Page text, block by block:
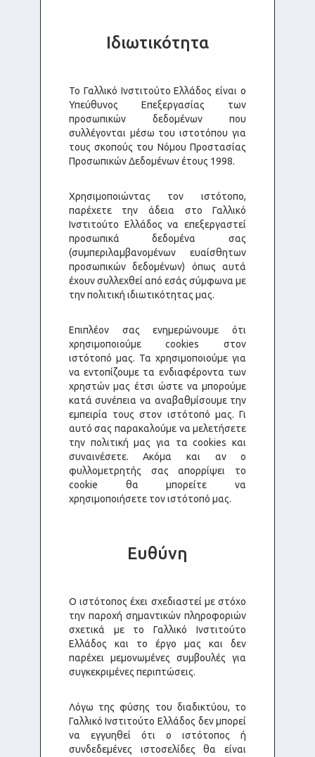
Ιδιωτικότητα
Το Γαλλικό Ινστιτούτο Ελλάδος είναι ο
Υπεύθυνος Επεξεργασίας των
προσωπικών δεδομένων που
συλλέγονται μέσω του ιστοτόπου για
τους σκοπούς του Νόμου Προστασίας
Προσωπικών Δεδομένων έτους 1998.
Χρησιμοποιώντας τον ιστότοπο,
παρέχετε την άδεια στο Γαλλικό
Ινστιτούτο Ελλάδος να επεξεργαστεί
προσωπικά δεδομένα σας
(συμπεριλαμβανομένων ευαίσθητων
προσωπικών δεδομένων) όπως αυτά
έχουν συλλεχθεί από εσάς σύμφωνα με
την πολιτική ιδιωτικότητας μας.
Επιπλέον σας ενημερώνουμε ότι
χρησιμοποιούμε cookies στον
ιστότοπό μας. Τα χρησιμοποιούμε για
να εντοπίζουμε τα ενδιαφέροντα των
χρηστών μας έτσι ώστε να μπορούμε
κατά συνέπεια να αναβαθμίσουμε την
εμπειρία τους στον ιστότοπό μας. Γι
αυτό σας παρακαλούμε να μελετήσετε
την πολιτική μας για τα cookies και
συναινέσετε. Ακόμα και αν ο
φυλλομετρητής σας απορρίψει το
cookie θα μπορείτε να
χρησιμοποιήσετε τον ιστότοπό μας.
Ευθύνη
Ο ιστότοπος έχει σχεδιαστεί με στόχο
την παροχή σημαντικών πληροφοριών
σχετικά με το Γαλλικό Ινστιτούτο
Ελλάδος και το έργο μας και δεν
παρέχει μεμονωμένες συμβουλές για
συγκεκριμένες περιπτώσεις.
Λόγω της φύσης του διαδικτύου, το
Γαλλικό Ινστιτούτο Ελλάδος δεν μπορεί
να εγγυηθεί ότι ο ιστότοπος ή
συνδεδεμένες ιστοσελίδες θα είναι